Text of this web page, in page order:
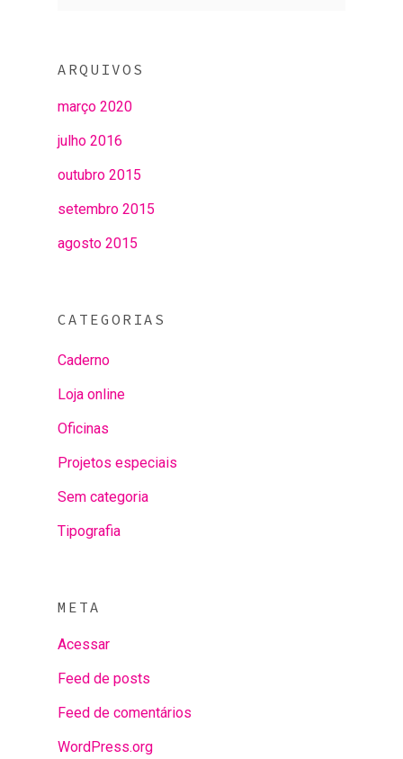
ARQUIVOS
março 2020
julho 2016
outubro 2015
setembro 2015
agosto 2015
CATEGORIAS
Caderno
Loja online
Oficinas
Projetos especiais
Sem categoria
Tipografia
META
Acessar
Feed de posts
Feed de comentários
WordPress.org